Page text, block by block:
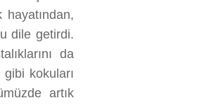
dile getirdi.
da
kokuları
artık